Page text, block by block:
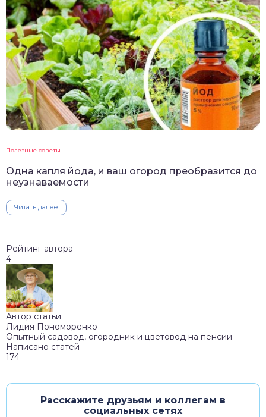
Полезные советы
Одна капля йода, и ваш огород преобразится до
неузнаваемости
Читать далее
Рейтинг автора
4
Автор статьи
Лидия Пономоренко
Опытный садовод, огородник и цветовод на пенсии
Написано статей
174
Расскажите друзьям и коллегам в
социальных сетях